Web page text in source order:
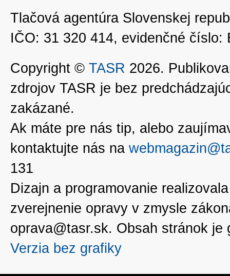
Tlačová agentúra Slovenskej
IČO: 31 320 414, evidenčné číslo:
Copyright © TASR 2026.
zdrojov TASR je bez
zakázané.
Ak máte pre nás tip, alebo
kontaktujte nás na
131
Dizajn a programovanie
zverejnenie opravy v zmysle
oprava@tasr.sk. Obsah stránok
Verzia bez grafiky